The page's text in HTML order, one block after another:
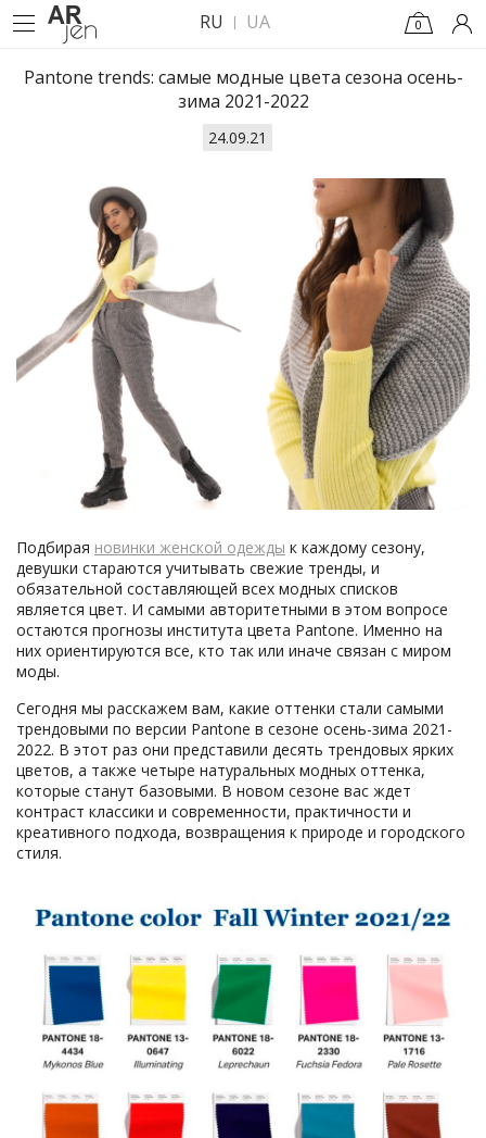
RU UA 0
Pantone trends: самые модные цвета сезона осень-
зима 2021-2022
24.09.21
Подбирая новинки женской одежды к каждому сезону,
девушки стараются учитывать свежие тренды, и
обязательной составляющей всех модных списков
является цвет. И самыми авторитетными в этом вопросе
остаются прогнозы института цвета Pantone. Именно на
них ориентируются все, кто так или иначе связан с миром
моды.
Сегодня мы расскажем вам, какие оттенки стали самыми
трендовыми по версии Pantone в сезоне осень-зима 2021-
2022. В этот раз они представили десять трендовых ярких
цветов, а также четыре натуральных модных оттенка,
которые станут базовыми. В новом сезоне вас ждет
контраст классики и современности, практичности и
креативного подхода, возвращения к природе и городского
стиля.